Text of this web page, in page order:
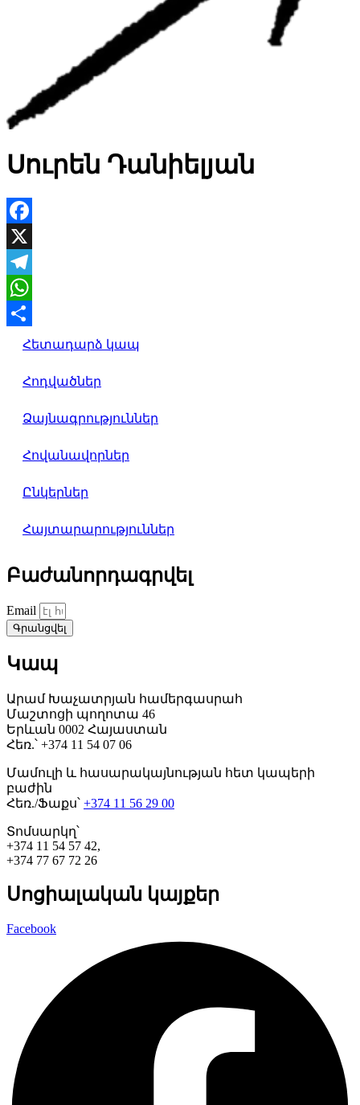
Սուրեն Դանիելյան
Facebook
X
Telegram
WhatsApp
Share
Հետադարձ կապ
Հոդվածներ
Ձայնագրություններ
Հովանավորներ
Ընկերներ
Հայտարարություններ
Բաժանորդագրվել
Email
Գրանցվել
Կապ
Արամ Խաչատրյան համերգասրահ
Մաշտոցի պողոտա 46
Երևան 0002 Հայաստան
Հեռ.՝ +374 11 54 07 06
Մամուլի և հասարակայնության հետ կապերի
բաժին
Հեռ./Ֆաքս՝ +374 11 56 29 00
Տոմսարկղ՝
+374 11 54 57 42,
+374 77 67 72 26
Սոցիալական կայքեր
Facebook